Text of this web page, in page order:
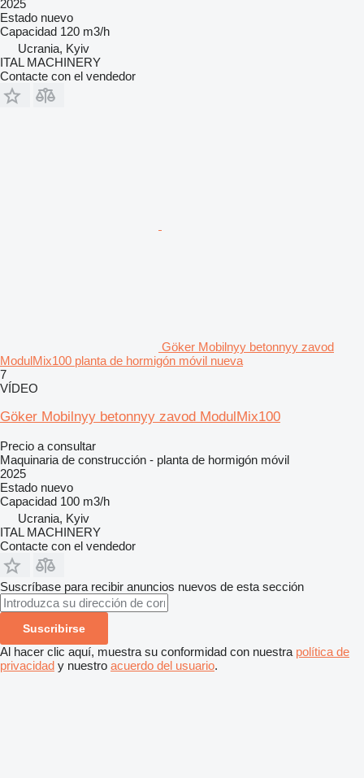
2025
Estado nuevo
Capacidad 120 m3/h
Ucrania, Kyiv
ITAL MACHINERY
Contacte con el vendedor
Göker Mobilnyy betonnyy zavod
ModulMix100 planta de hormigón móvil nueva
7
VÍDEO
Göker Mobilnyy betonnyy zavod ModulMix100
Precio a consultar
Maquinaria de construcción - planta de hormigón móvil
2025
Estado nuevo
Capacidad 100 m3/h
Ucrania, Kyiv
ITAL MACHINERY
Contacte con el vendedor
Suscríbase para recibir anuncios nuevos de esta sección
Suscribirse
Al hacer clic aquí, muestra su conformidad con nuestra política de
privacidad y nuestro acuerdo del usuario.